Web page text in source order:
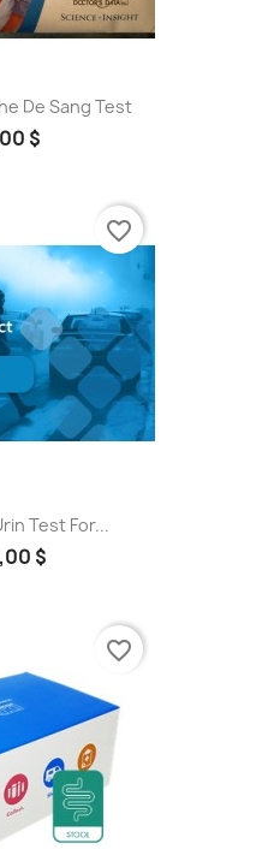
De Sang Test
$
Test For...
$
favorite_border
favorite_border